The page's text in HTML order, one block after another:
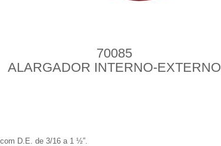
70085
ALARGADOR INTERNO-EXTERNO
D.E. de 3/16 a 1 ½”.